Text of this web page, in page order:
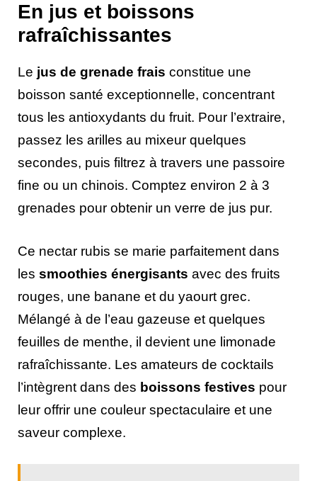
En jus et boissons
rafraîchissantes
Le jus de grenade frais constitue une
boisson santé exceptionnelle, concentrant
tous les antioxydants du fruit. Pour l’extraire,
passez les arilles au mixeur quelques
secondes, puis filtrez à travers une passoire
fine ou un chinois. Comptez environ 2 à 3
grenades pour obtenir un verre de jus pur.
Ce nectar rubis se marie parfaitement dans
les smoothies énergisants avec des fruits
rouges, une banane et du yaourt grec.
Mélangé à de l’eau gazeuse et quelques
feuilles de menthe, il devient une limonade
rafraîchissante. Les amateurs de cocktails
l’intègrent dans des boissons festives pour
leur offrir une couleur spectaculaire et une
saveur complexe.